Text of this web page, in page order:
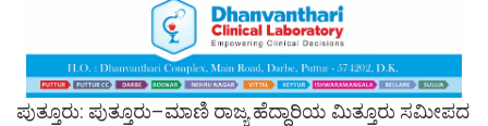
ಪುತ್ತೂರು: ಪುತ್ತೂರು–ಮಾಣಿ ರಾಜ್ಯ ಹೆದ್ದಾರಿಯ ಮಿತ್ತೂರು ಸಮೀಪದ